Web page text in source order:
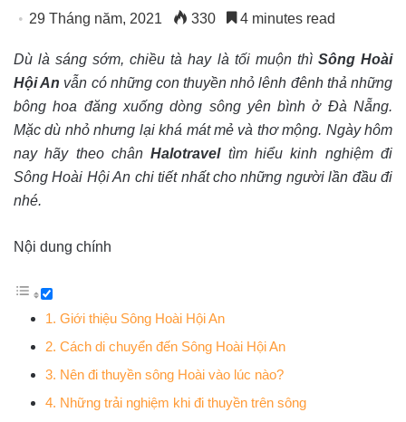
29 Tháng năm, 2021 330 4 minutes read
Dù là sáng sớm, chiều tà hay là tối muộn thì Sông Hoài
Hội An vẫn có những con thuyền nhỏ lênh đênh thả những
bông hoa đăng xuống dòng sông yên bình ở Đà Nẵng.
Mặc dù nhỏ nhưng lại khá mát mẻ và thơ mộng. Ngày hôm
nay hãy theo chânHalotraveltìm hiểu kinh nghiệm đi
Sông Hoài Hội An chi tiết nhất cho những người lần đầu đi
nhé.
Nội dung chính
1. Giới thiệu Sông Hoài Hội An
2. Cách di chuyển đến Sông Hoài Hội An
3. Nên đi thuyền sông Hoài vào lúc nào?
4. Những trải nghiệm khi đi thuyền trên sông